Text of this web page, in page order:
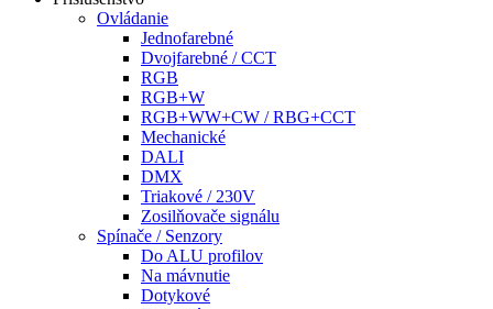
Ovládanie
Jednofarebné
Dvojfarebné / CCT
RGB
RGB+W
RGB+WW+CW / RBG+CCT
Mechanické
DALI
DMX
Triakové / 230V
Zosilňovače signálu
Spínače / Senzory
Do ALU profilov
Na mávnutie
Dotykové